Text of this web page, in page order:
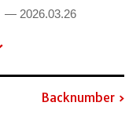
— 2026.03.26
Backnumber